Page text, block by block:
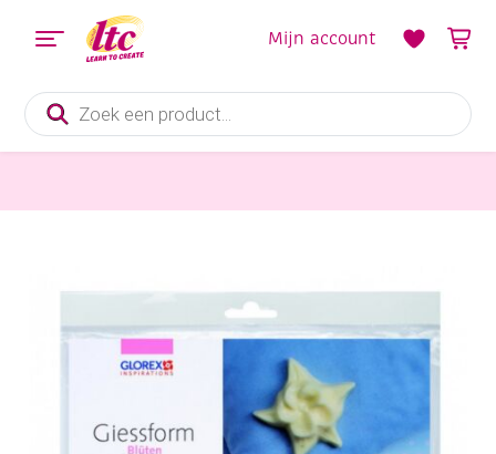
Producten
zoeken
Mijn account